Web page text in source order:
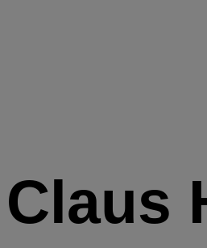
Claus